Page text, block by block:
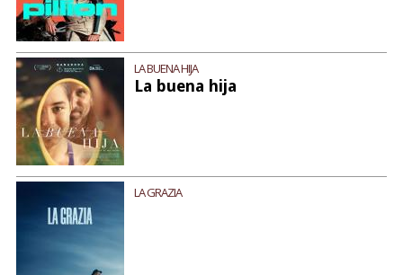
LA BUENA HIJA
La buena hija
LA GRAZIA